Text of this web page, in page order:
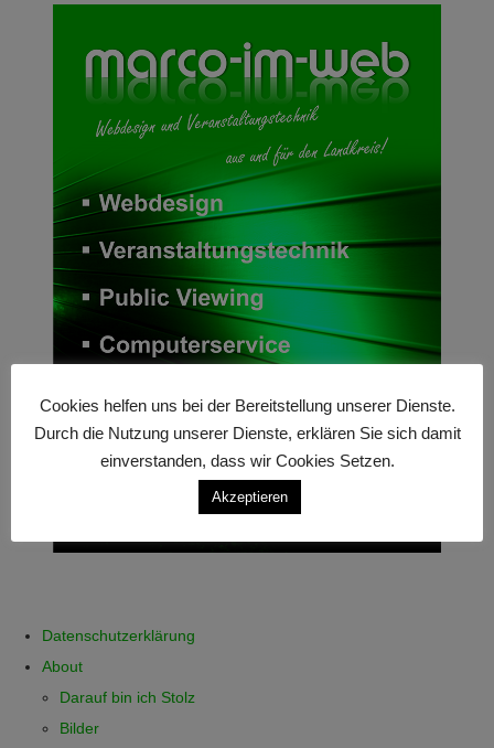
Datenschutzerklärung
About
Darauf bin ich Stolz
Bilder
Cookies helfen uns bei der Bereitstellung unserer Dienste.
Durch die Nutzung unserer Dienste, erklären Sie sich damit
einverstanden, dass wir Cookies Setzen.
Akzeptieren